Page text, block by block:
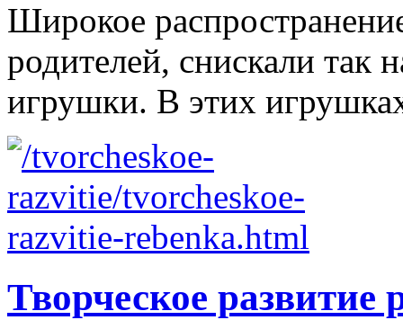
Широкое
родителей, снискали так
игрушки. В этих
Творческое развитие